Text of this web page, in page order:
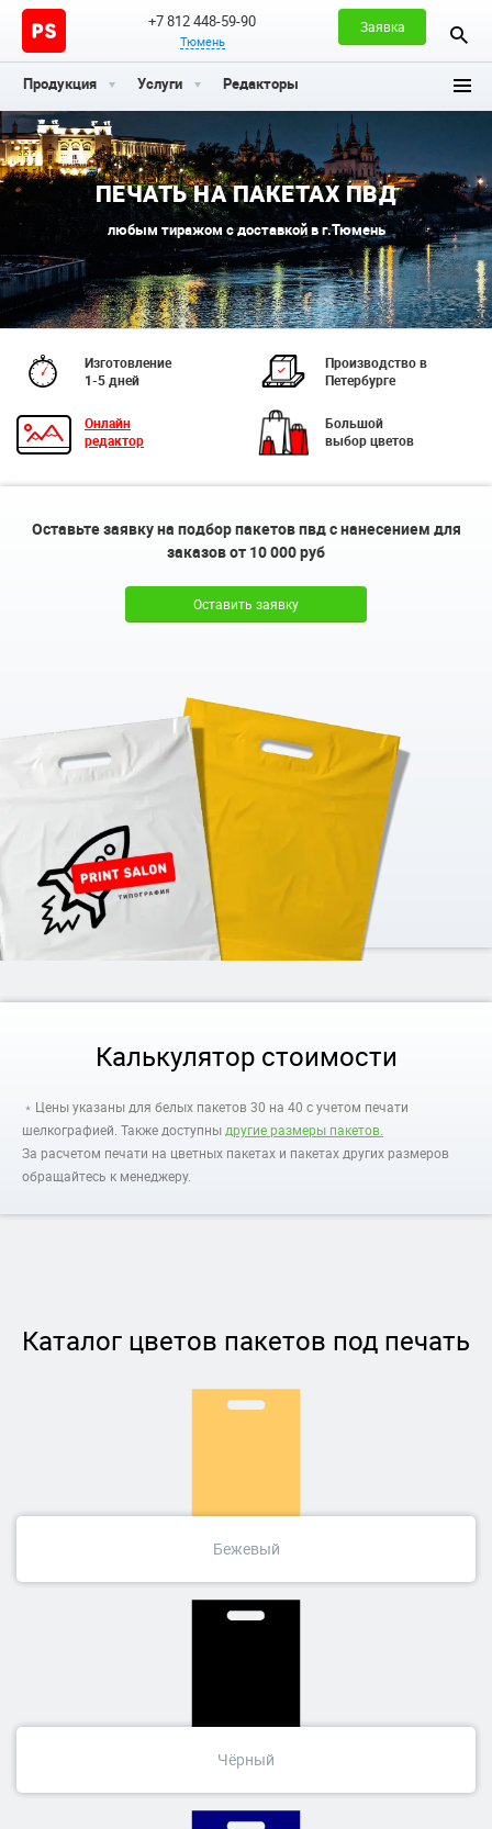
+7 812 448-59-90
Тюмень
Заявка
Продукция Услуги Редакторы
ПЕЧАТЬ НА ПАКЕТАХ ПВД
любым тиражом с доставкой в г.Тюмень
Изготовление
1-5 дней
Производство в
Петербурге
Онлайн
редактор
Большой
выбор цветов
Оставьте заявку на подбор пакетов пвд с нанесением для
заказов от 10 000 руб
Оставить заявку
Калькулятор стоимости
﹡Цены указаны для белых пакетов 30 на 40 с учетом печати
шелкографией. Также доступны другие размеры пакетов.
За расчетом печати на цветных пакетах и пакетах других размеров
обращайтесь к менеджеру.
Каталог цветов пакетов под печать
Бежевый
Чёрный